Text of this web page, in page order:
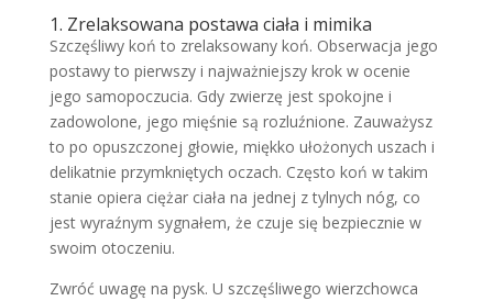
1. Zrelaksowana postawa ciała i mimika
Szczęśliwy koń to zrelaksowany koń. Obserwacja jego
postawy to pierwszy i najważniejszy krok w ocenie
jego samopoczucia. Gdy zwierzę jest spokojne i
zadowolone, jego mięśnie są rozluźnione. Zauważysz
to po opuszczonej głowie, miękko ułożonych uszach i
delikatnie przymkniętych oczach. Często koń w takim
stanie opiera ciężar ciała na jednej z tylnych nóg, co
jest wyraźnym sygnałem, że czuje się bezpiecznie w
swoim otoczeniu.
Zwróć uwagę na pysk. U szczęśliwego wierzchowca